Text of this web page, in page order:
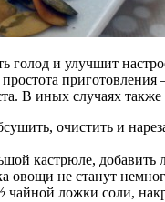
и улучшит
В иных случаях
очистить и
кастрюле,
овощи не станут
чайной ложки соли,